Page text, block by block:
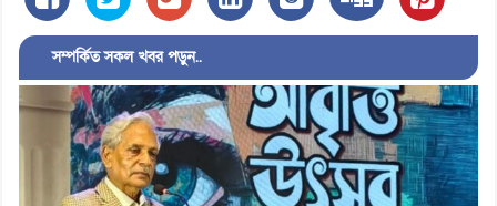
সম্পর্কিত সকল খবর পড়ুন..